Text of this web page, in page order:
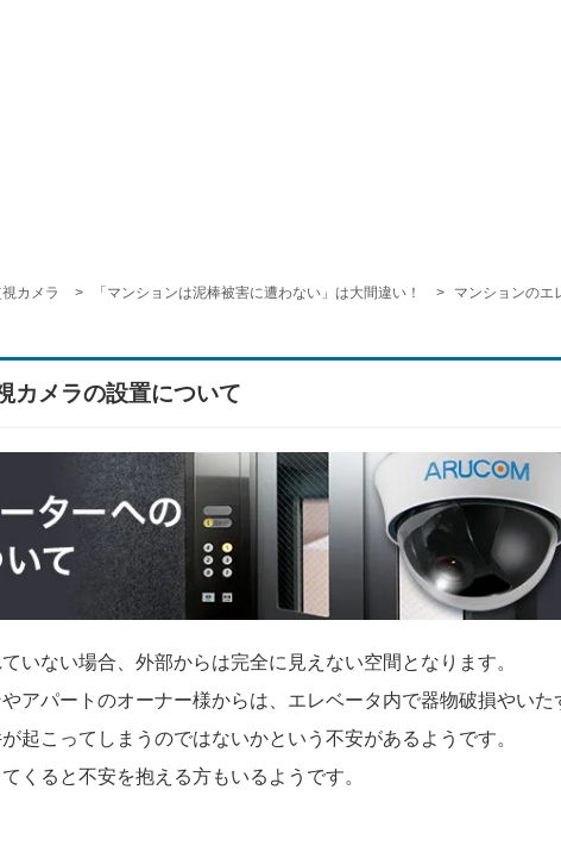
カメラ 「マンションは泥棒被害に遭わない」は大間違い！ マンションのエ
カメラの設置について
いない場合、外部からは完全に見えない空間となります。
アパートのオーナー様からは、エレベータ内で器物破損やいた
起こってしまうのではないかという不安があるようです。
くると不安を抱える方もいるようです。